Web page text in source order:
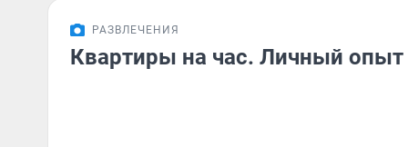
РАЗВЛЕЧЕНИЯ
Квартиры на час. Личный опыт